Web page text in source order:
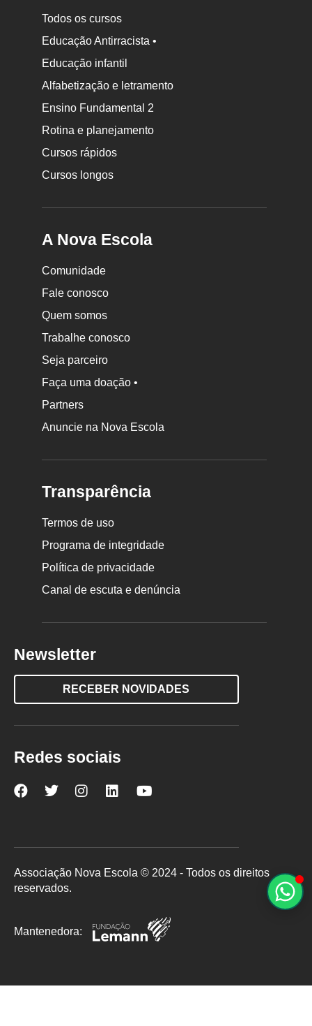
Todos os cursos
Educação Antirracista •
Educação infantil
Alfabetização e letramento
Ensino Fundamental 2
Rotina e planejamento
Cursos rápidos
Cursos longos
A Nova Escola
Comunidade
Fale conosco
Quem somos
Trabalhe conosco
Seja parceiro
Faça uma doação •
Partners
Anuncie na Nova Escola
Transparência
Termos de uso
Programa de integridade
Política de privacidade
Canal de escuta e denúncia
Newsletter
RECEBER NOVIDADES
Redes sociais
Nova
Facebook
Nova
Twitter
Nova
Instagram
Nova
LinkedInYouTube
Associação Nova Escola © 2024 - Todos os direitos
reservados.
Mantenedora: